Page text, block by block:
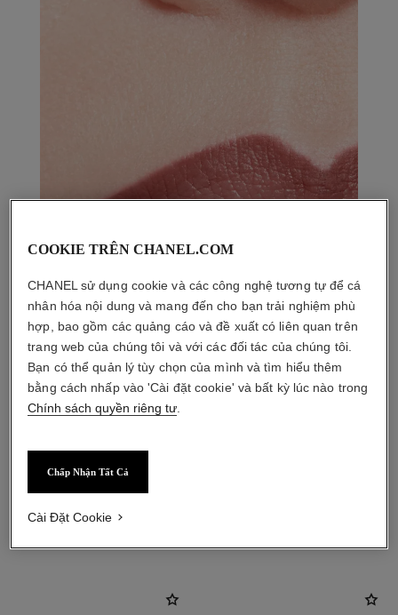
COOKIE TRÊN CHANEL.COM
CHANEL sử dụng cookie và các công nghệ tương tự để cá
nhân hóa nội dung và mang đến cho bạn trải nghiệm phù
hợp, bao gồm các quảng cáo và đề xuất có liên quan trên
trang web của chúng tôi và với các đối tác của chúng tôi.
Bạn có thể quản lý tùy chọn của mình và tìm hiểu thêm
bằng cách nhấp vào 'Cài đặt cookie' và bất kỳ lúc nào trong
Chính sách quyền riêng tư
Chấp Nhận Tất Cả
Cài Đặt Cookie